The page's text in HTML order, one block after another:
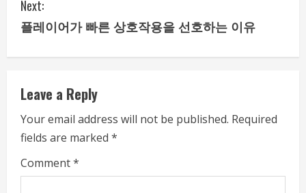
n
t
n
u
e
Next:
플레이어가 빠른 상호작용을 선호하는 이유
Leave a Reply
Your email address will not be published. Required
fields are marked *
Comment*